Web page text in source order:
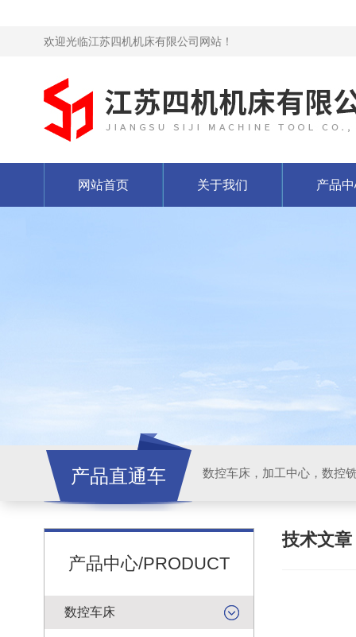
欢迎光临江苏四机机床有限公司网站！
网站首页 关于我们 产品
产品直通车
产品中心/PRODUCT
数控车床
技术文章